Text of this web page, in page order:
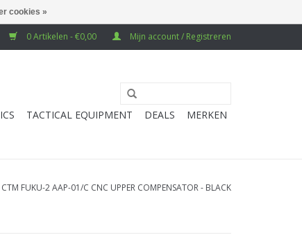
0 Artikelen - €0,00 Mijn account / Registreren
TACTICAL EQUIPMENT DEALS MERKEN
CTM FUKU-2 AAP-01/C CNC UPPER COMPENSATOR - BLACK
cookies »